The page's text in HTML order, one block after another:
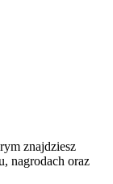
znajdziesz
nagrodach oraz